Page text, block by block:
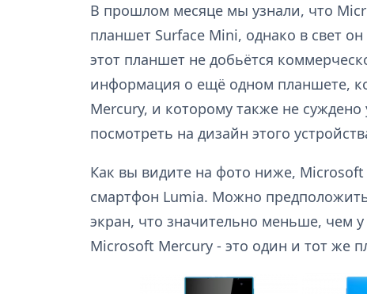
В прошлом месяце мы узнали, что
планшет Surface Mini, однако в свет
этот планшет не добьётся
информация о ещё одном планшете,
Mercury, и которому также не
посмотреть на дизайн этого
Как вы видите на фото ниже, Microsoft
смартфон Lumia. Можно
экран, что значительно меньше, чем
Microsoft Mercury - это один и тот же